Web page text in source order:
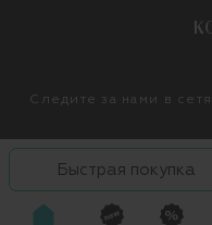
Следите за нами в
Быстрая покупка